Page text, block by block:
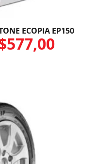
ECOPIA EP150
577,00